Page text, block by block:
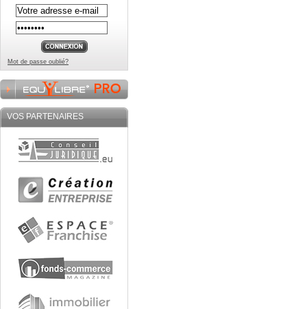
Mot de passe oublié?
VOS PARTENAIRES